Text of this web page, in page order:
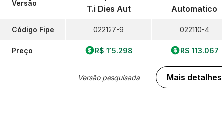
Versão
Código Fipe
Preço
T.i Dies Aut
022127-9
R$ 115.298
Versão pesquisada
Automatico
022110-4
R$ 113.067
Mais detalhes